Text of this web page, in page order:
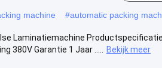
machine #automatic packing
Laminatiemachine
380V Garantie 1 Jaar .....
Bekijk meer